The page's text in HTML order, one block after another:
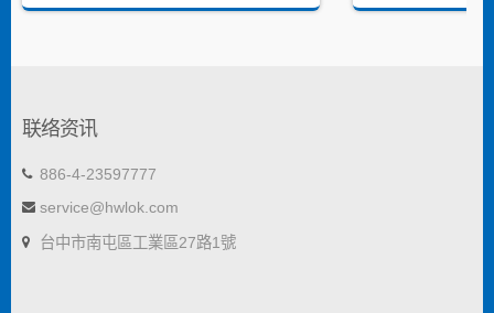
联络资讯
886-4-23597777
service@hwlok.com
台中市南屯區工業區27路1號